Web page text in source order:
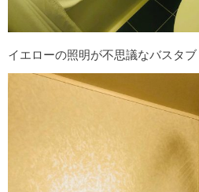
イエローの照明が不思議なバスタブ